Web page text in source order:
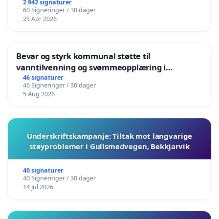
2 942 signaturer
60 Signeringer / 30 dager
25 Apr 2026
Bevar og styrk kommunal støtte til
vanntilvenning og svømmeopplæring i
barnehagene i Haugesund
46 signaturer
46 Signeringer / 30 dager
5 Aug 2026
Underskriftskampanje: Tiltak mot langvarige
støyproblemer i Gullsmedvegen, Bekkjarvik
40 signaturer
40 Signeringer / 30 dager
14 Jul 2026